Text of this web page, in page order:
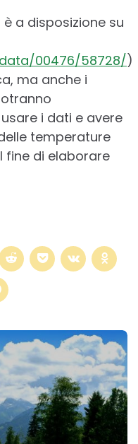
a disposizione su
00476/58728/)
ma anche i
i dati e avere
temperature
fine di elaborare